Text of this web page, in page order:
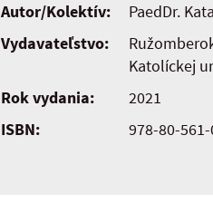
Autor/Kolektív:
PaedDr.
Vydavateľstvo:
Katolíckej
Rok vydania:
2021
ISBN:
978-80-